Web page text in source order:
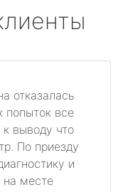
отказалась
попыток все
выводу что
По приезду
и
на месте